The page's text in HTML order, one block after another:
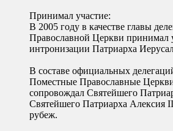
Принимал участие:
В 2005 году в качестве главы
Православной Церкви принимал
интронизации Патриарха
В составе официальных
Поместные Православные
сопровождал Святейшего
Святейшего Патриарха Алексия
рубеж.